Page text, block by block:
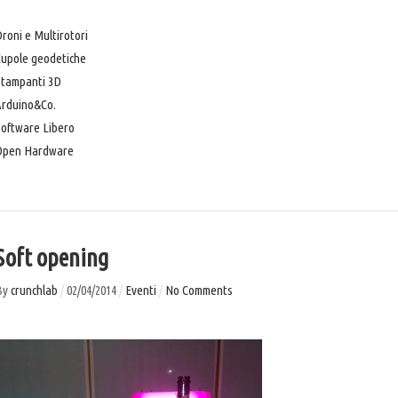
e Multirotori
geodetiche
3D
Libero
Hardware
opening
crunchlab /02/04/2014 / Eventi / No Comments